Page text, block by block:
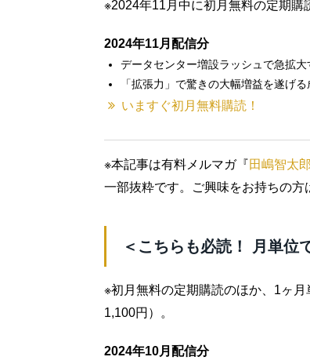
※2024年11月中に初月無料の定期購
2024年11月配信分
データセンター増設ラッシュで急拡
「拡張力」で驚きの大幅増益を遂げ
いますぐ初月無料購読！
※本記事は有料メルマガ『田嶋智太
一部抜粋です。ご興味をお持ちの方
＜こちらも必読！ 月単位
※初月無料の定期購読のほか、1ヶ
1,100円）。
2024年10月配信分